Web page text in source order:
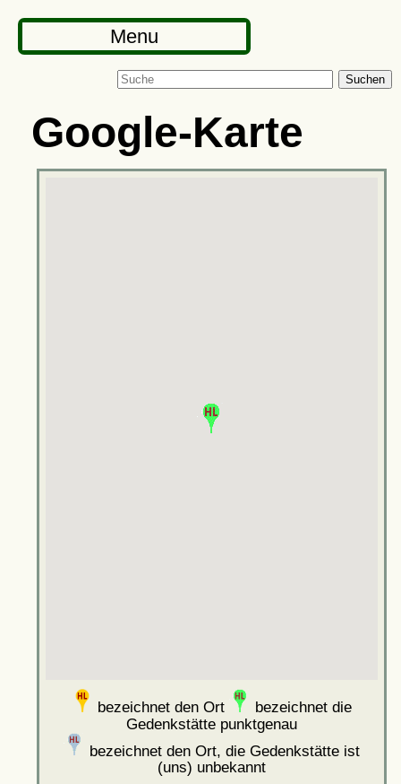
Menu
Suchen
Google-Karte
bezeichnet den Ort
bezeichnet die
Gedenkstätte punktgenau
bezeichnet den Ort, die Gedenkstätte ist
(uns) unbekannt